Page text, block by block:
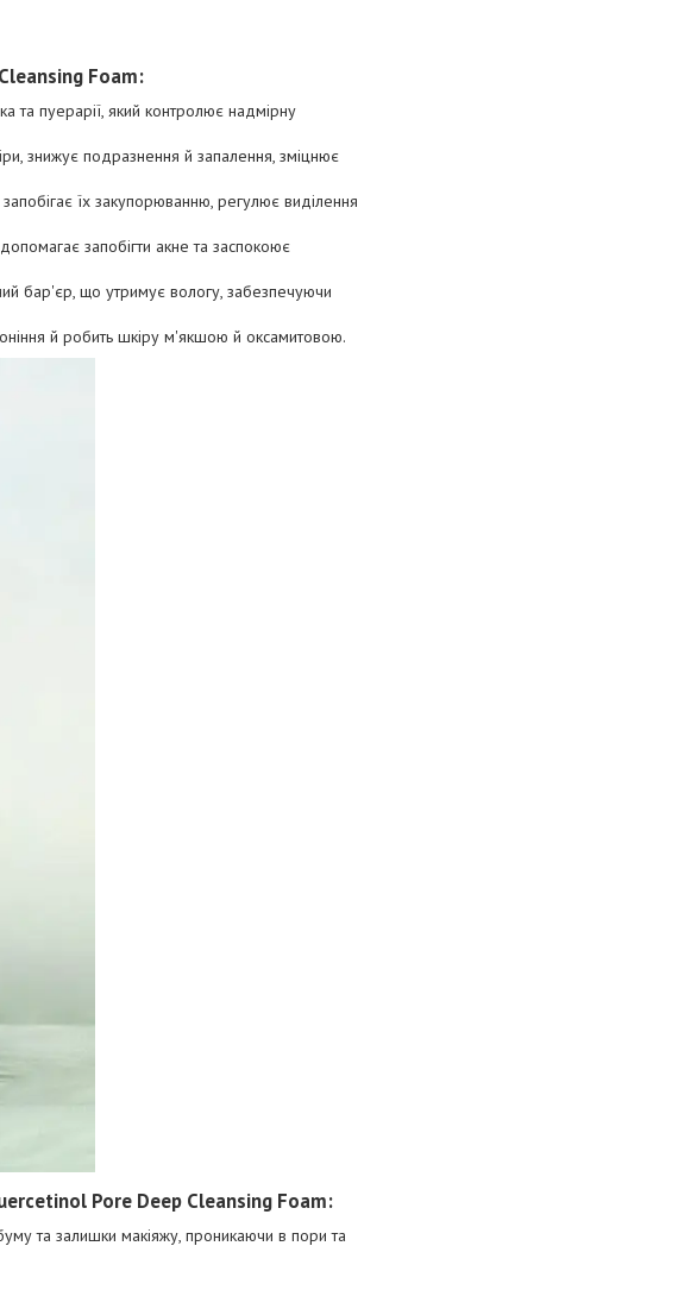
Foam:
та пуерарії, який контролює надмірну
знижує подразнення й запалення, зміцнює
їх закупорюванню, регулює виділення
допомагає запобігти акне та заспокоює
бар'єр, що утримує вологу, забезпечуючи
й робить шкіру м'якшою й оксамитовою.
Pore Deep Cleansing Foam:
та залишки макіяжу, проникаючи в пори та